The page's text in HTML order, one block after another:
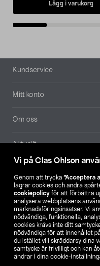
Vi på Clas Ohlson
Genom att trycka ”Acceptera
lagrar cookies och andra
cookiepolicy för att förbättra
analysera webbplatsens
marknadsföringsinsatser. Vi
nödvändiga, funktionella,
cookies krävs inte ditt
nödvändiga för att innehållet
du istället vill skräddarsy dina
samtycke är frivilligt och kan
ändrar i dina cookie-
Lägg i varukorg
Sidfot
Kundservice
Mitt konto
Om oss
Aktuellt
SE